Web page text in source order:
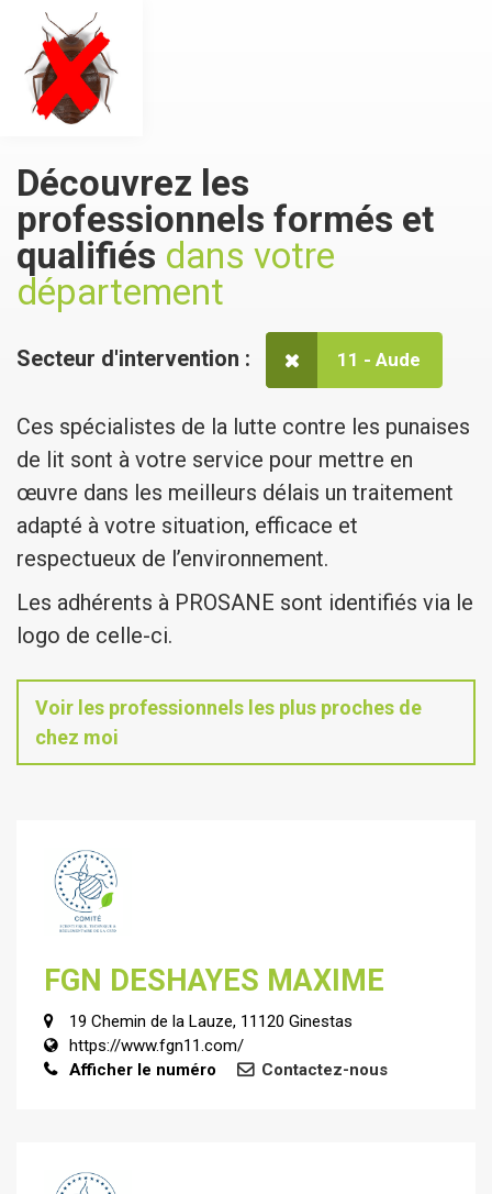
Découvrez les
professionnels formés et
qualifiés dans votre
département
Secteur d'intervention : 11 - Aude
Ces spécialistes de la lutte contre les punaises
de lit sont à votre service pour mettre en
œuvre dans les meilleurs délais un traitement
adapté à votre situation, efficace et
respectueux de l’environnement.
Les adhérents à PROSANE sont identifiés via le
logo de celle-ci.
Voir les professionnels les plus proches de
chez moi
FGN DESHAYES MAXIME
19 Chemin de la Lauze, 11120 Ginestas
https://www.fgn11.com/
Afficher le numéro
Contactez-nous